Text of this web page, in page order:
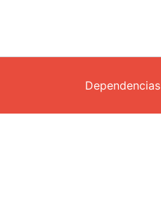
Dependencias